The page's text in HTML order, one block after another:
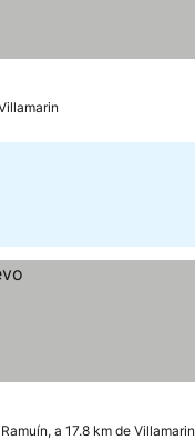
a 17.8 km de Villamarin